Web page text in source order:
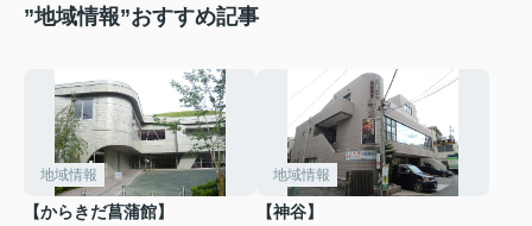
”地域情報”おすすめ記事
地域情報
【からきだ菖蒲館】
地域情報
【神谷】